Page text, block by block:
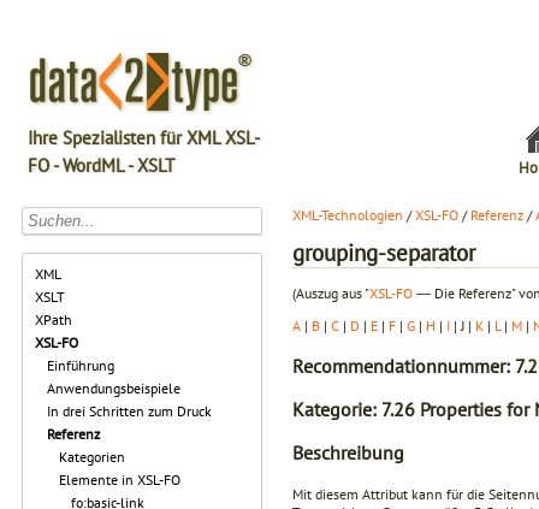
Ihre Spezialisten für XML XSL-
FO - WordML - XSLT
XML
XSLT
XPath
XSL-FO
Einführung
Anwendungsbeispiele
In drei Schritten zum Druck
Referenz
Kategorien
Elemente in XSL-FO
fo:basic-link
XML-Technologien /XSL-FO / Referenz /
grouping-separator
(Auszug aus "XSL-FO ― Die Referenz"
A | B | C | D | E | F | G | H | I | J | K | L | M |
Recommendationnummer:
Kategorie: 7.26 Properties
Beschreibung
Mit diesem Attribut kann für die